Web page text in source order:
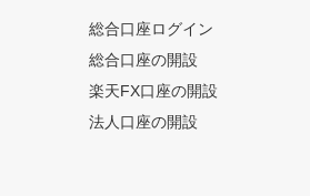
総合口座ログイン
総合口座の開設
楽天FX口座の開設
法人口座の開設